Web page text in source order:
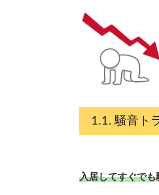
騒音ト
入居してすぐで